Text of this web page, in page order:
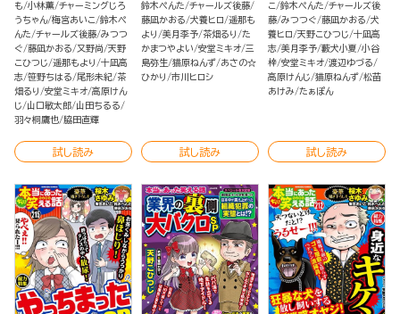
も 小林薫 チャーミングじろ
うちゃん 梅宮あいこ 鈴木ぺ
んた チャールズ後藤 みつつ
ぐ 藤凪かおる 又野尚 天野
こひつじ 遥那もより
十凪高
志 笹野ちはる 尾形未紀 茶
畑るり
安堂ミキオ 高原けん
じ
山口敏太郎 山田ちるる
羽々桐鷹也 脇田直輝
試し読み
鈴木ぺんた チャールズ後藤
藤凪かおる 犬養ヒロ 遥那も
より
美月李予 茶畑るり
た
かまつやよい 安堂ミキオ 三
島弥生 猫原ねんず あさの☆
ひかり
市川ヒロシ
試し読み
こ 鈴木ぺんた チャールズ後
藤 みつつぐ 藤凪かおる 犬
養ヒロ 天野こひつじ 十凪高
志 美月李予 藪犬小夏 小谷
梓 安堂ミキオ 渡辺ゆづる
高原けんじ 猫原ねんず 松苗
あけみ たぁぽん
試し読み